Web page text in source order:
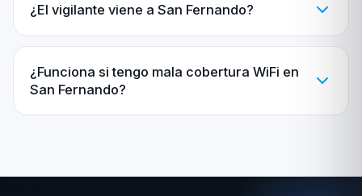
¿El vigilante viene a San Fernando?
¿Funciona si tengo mala cobertura WiFi en
San Fernando?